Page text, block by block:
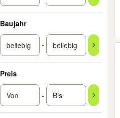
Baujahr
-
Preis
-